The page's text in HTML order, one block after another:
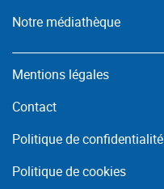
Notre médiathèque
Mentions légales
Contact
Politique de confidentialité
Politique de cookies